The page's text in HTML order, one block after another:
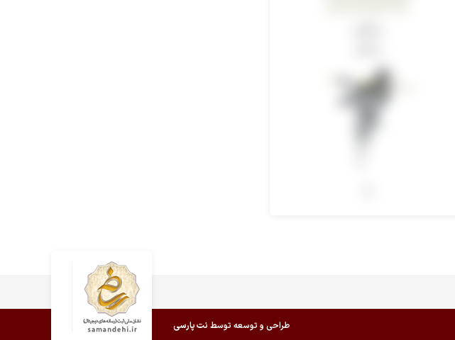
طراحی و توسعه توسط نت پارسی